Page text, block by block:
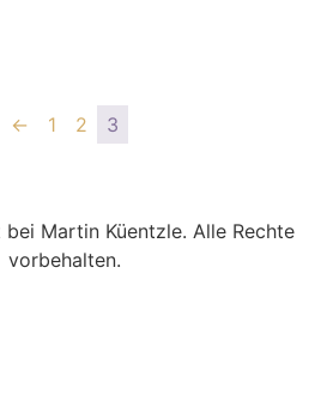
← 1 2 3
Martin Küentzle. Alle Rechte
vorbehalten.